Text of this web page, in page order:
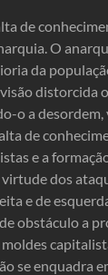
de
O
da
distorcida
o a desordem,
de
e a
dos
e de
obstáculo a
se enquadra